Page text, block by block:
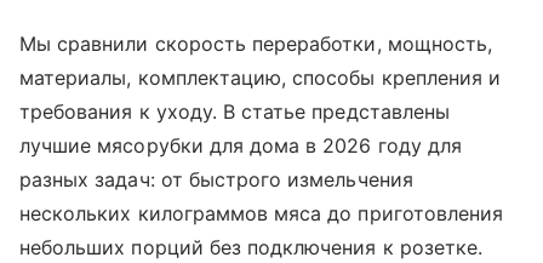
Мы сравнили скорость переработки, мощность,
материалы, комплектацию, способы крепления и
требования к уходу. В статье представлены
лучшие мясорубки для дома в 2026 году для
разных задач: от быстрого измельчения
нескольких килограммов мяса до приготовления
небольших порций без подключения к розетке.